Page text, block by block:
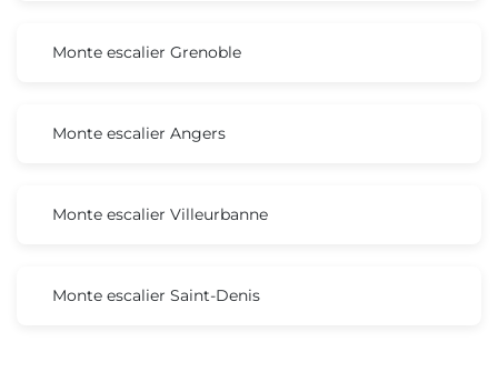
Monte escalier Grenoble
Monte escalier Angers
Monte escalier Villeurbanne
Monte escalier Saint-Denis